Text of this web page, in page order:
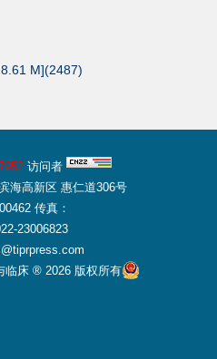
M](2487)
访问者
海高新区 惠仁道306号
传真：
23006823
临床 ® 2026 版权所有